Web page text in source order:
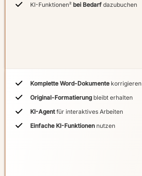
KI-Funktionen² bei Bedarf dazubuchen
Komplette Word-Dokumente korrigieren
Original-Formatierung bleibt erhalten
KI-Agentfür interaktives Arbeiten
Einfache KI-Funktionen nutzen